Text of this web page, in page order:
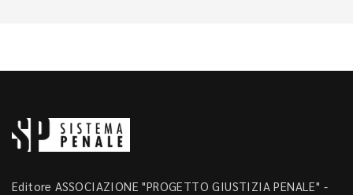
Editore ASSOCIAZIONE "PROGETTO GIUSTIZIA PENALE" -